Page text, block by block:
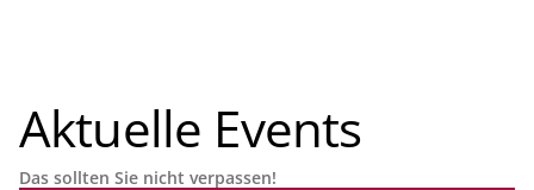
Aktuelle Events
Das sollten Sie nicht verpassen!